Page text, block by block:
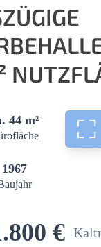
G
44 m²
1967
€